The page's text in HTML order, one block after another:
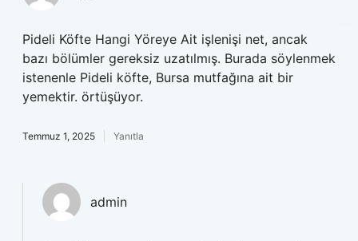
Pideli Köfte Hangi Yöreye Ait işlenişi net, ancak
bazı bölümler gereksiz uzatılmış. Burada söylenmek
istenenle Pideli köfte, Bursa mutfağına ait bir
yemektir. örtüşüyor.
Temmuz 1, 2025 Yanıtla
admin